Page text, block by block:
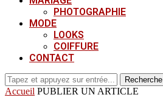
PHOTOGRAPHIE
MODE
LOOKS
COIFFURE
CONTACT
Recherche
Accueil PUBLIER UN ARTICLE